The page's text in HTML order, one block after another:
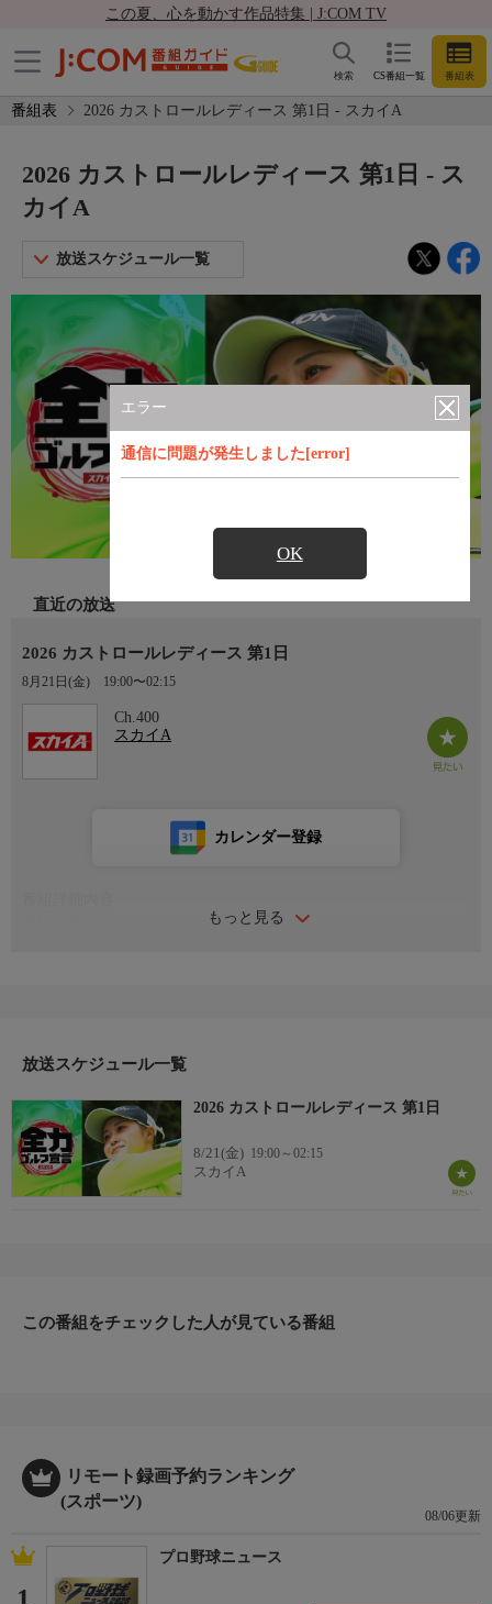
この夏、心を動かす作品特集 | J:COM TV
CS番組一覧 番組表
検索
番組表 2026 カストロールレディース 第1日 - スカイA
エラー
通信に問題が発生しました[error]
OK
2026 カストロールレディース 第1日 - ス
カイA
放送スケジュール一覧
直近の放送
2026 カストロールレディース 第1日
8月21日(金) 19:00〜02:15
Ch.400
スカイA
もっと見る
カレンダー登録
放送スケジュール一覧
2026 カストロールレディース 第1日
8/21(金) 19:00～02:15
スカイA
この番組をチェックした人が見ている番組
リモート録画予約ランキング
(スポーツ)
08/06更新
1
プロ野球ニュース